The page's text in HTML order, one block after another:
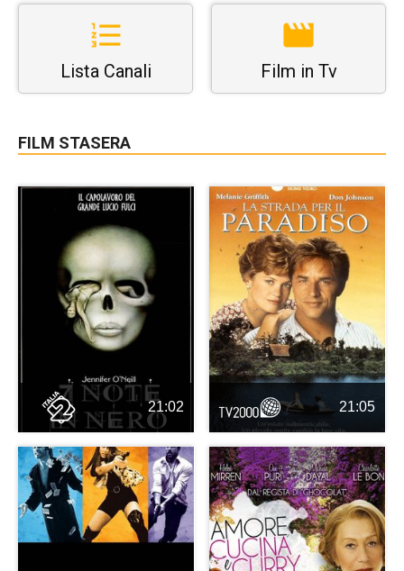
Lista Canali Film in Tv
FILM STASERA
21:02 21:05